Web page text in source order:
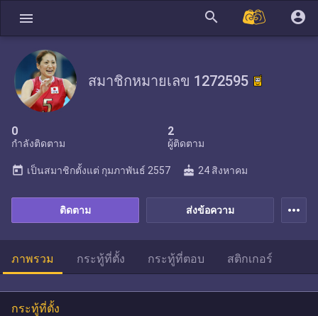
menu search account_circle
สมาชิกหมายเลข 1272595
0
กำลังติดตาม
2
ผู้ติดตาม
ส่งข้อความ
ติดตาม
today เป็นสมาชิกตั้งแต่ กุมภาพันธ์ 2557 cake 24 สิงหาคม
more_horiz
ภาพรวม กระทู้ที่ตั้ง กระทู้ที่ตอบ สติกเกอร์
กระทู้ที่ตั้ง